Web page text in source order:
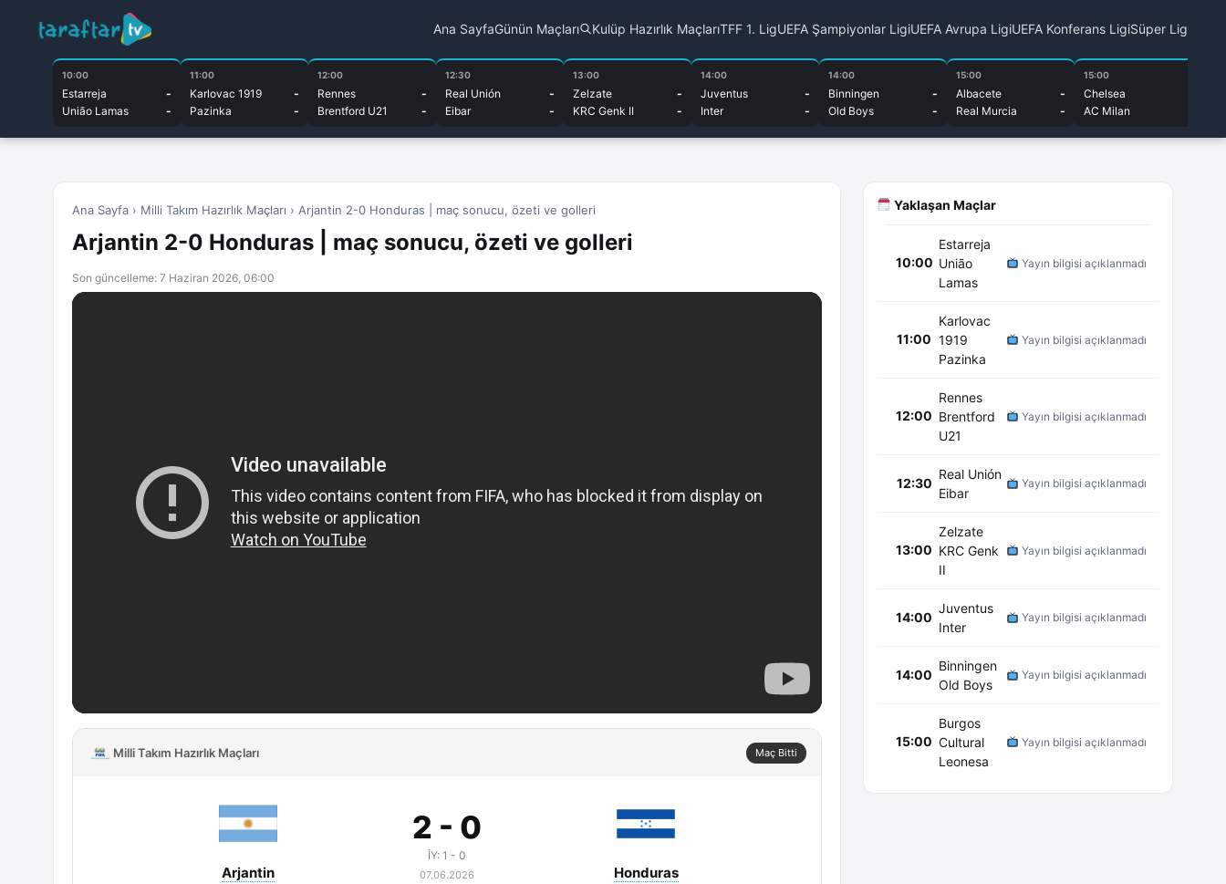
Ana SayfaGünün Maçları Kulüp Hazırlık MaçlarıTFF 1. LigUEFA Şampiyonlar LigiUEFA Avrupa LigiUEFA Konferans LigiSüper Lig
10:00
Estarreja
-
União Lamas
-
11:00
Karlovac 1919
-
Pazinka
-
12:00
Rennes
-
Brentford U21
-
12:30
Real Unión
-
Eibar
-
13:00
Zelzate
-
KRC Genk II
-
14:00
Juventus
-
Inter
-
14:00
Binningen
-
Old Boys
-
15:00
Albacete
-
Real Murcia
-
15:00
Chelsea
AC Milan
Ana Sayfa › Milli Takım Hazırlık Maçları › Arjantin 2-0 Honduras | maç sonucu, özeti ve golleri
Arjantin 2-0 Honduras | maç sonucu, özeti ve golleri
Son güncelleme: 7 Haziran 2026, 06:00
Milli Takım Hazırlık Maçları Maç Bitti
Arjantin
2 - 0
İY: 1 - 0
07.06.2026 Honduras
Yaklaşan Maçlar
10:00
Estarreja
União
Lamas
Yayın bilgisi açıklanmadı
11:00
Karlovac
1919
Pazinka
Yayın bilgisi açıklanmadı
12:00
Rennes
Brentford
U21
Yayın bilgisi açıklanmadı
12:30
Real Unión
Eibar
Yayın bilgisi açıklanmadı
13:00
Zelzate
KRC Genk
II
Yayın bilgisi açıklanmadı
14:00
Juventus
Inter
Yayın bilgisi açıklanmadı
14:00
Binningen
Old Boys
Yayın bilgisi açıklanmadı
15:00
Burgos
Cultural
Leonesa
Yayın bilgisi açıklanmadı